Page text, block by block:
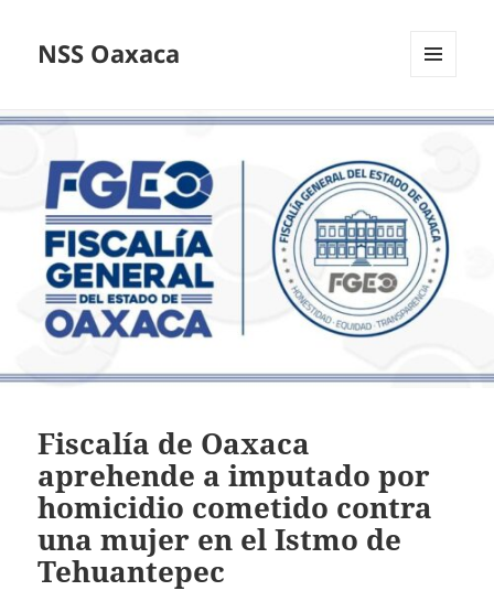
NSS Oaxaca
WIDGETS
Fiscalía de Oaxaca
aprehende a imputado por
homicidio cometido contra
una mujer en el Istmo de
Tehuantepec